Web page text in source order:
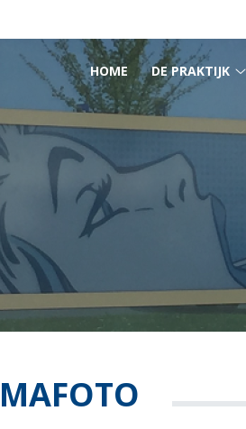
HOME DE PRAKTIJK